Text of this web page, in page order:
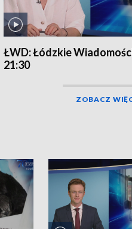
ŁWD: Łódzkie
21:30
ZOBACZ